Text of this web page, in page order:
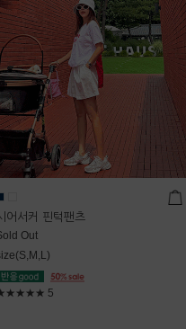
어서커 핀턱팬츠
Out
5